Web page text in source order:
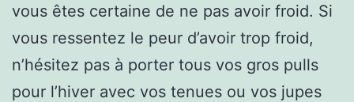
vous êtes certaine de ne pas avoir froid. Si
vous ressentez le peur d’avoir trop froid,
n’hésitez pas à porter tous vos gros pulls
pour l’hiver avec vos tenues ou vos jupes